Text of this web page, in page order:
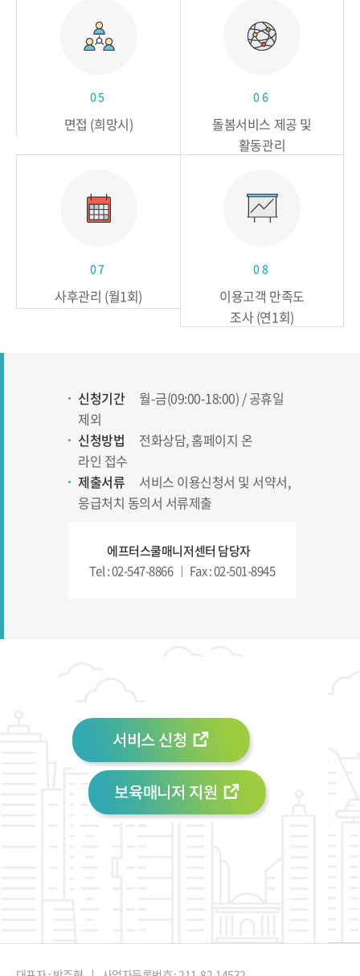
05
면접 (희망시)
06
돌봄서비스 제공 및
활동관리
07
사후관리 (월1회)
08
이용고객 만족도
조사 (연1회)
신청기간
월-금(09:00-18:00) / 공휴일
제외
신청방법
전화상담, 홈페이지 온
라인 접수
제출서류
서비스 이용신청서 및 서약서,
응급처치 동의서 서류제출
에프터스쿨매니저센터 담당자
Tel : 02-547-8866
Fax : 02-501-8945